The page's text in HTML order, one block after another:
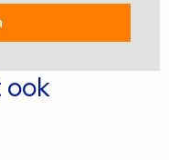
ook